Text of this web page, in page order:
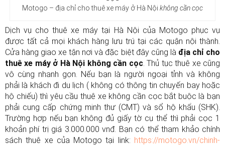
Motogo – địa chỉ cho thuê xe máy ở Hà Nội không cần cọc
Dịch vụ cho thuê xe máy tại Hà Nội của Motogo phục vụ
được tất cả mọi khách hàng lưu trú tại các quận nội thành.
Cửa hàng giao xe tận nơi và đặc biệt đây cũng làđịa chỉ cho
thuê xe máy ở Hà Nội không cần cọc. Thủ tục thuê xe cũng
vô cùng nhanh gọn. Nếu bạn là người ngoại tỉnh và không
phải là khách đi du lịch ( không có thông tin chuyến bay hoặc
hộ chiếu) thì yêu cầu thuê xe không cần cọc bắt buộc là bạn
phải cung cấp chứng minh thư (CMT) và sổ hộ khẩu (SHK).
Trường hợp nếu bạn không đủ giấy tờ cụ thể thì phải cọc 1
khoản phí trị giá 3.000.000 vnđ. Bạn có thể tham khảo chính
sách thuê xe của Motogo tại link: https://motogo.vn/chinh-